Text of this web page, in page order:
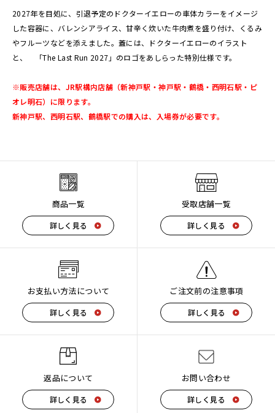
2027年を目処に、引退予定のドクターイエローの車体カラーをイメージ
した容器に、バレンシアライス、甘辛く炊いた牛肉煮を盛り付け、くるみ
やフルーツなどを添えました。蓋には、ドクターイエローのイラスト
と、 「The Last Run 2027」のロゴをあしらった特別仕様です。
※販売店舗は、JR駅構内店舗（新神戸駅・神戸駅・鶴橋・西明石駅・ピ
オレ明石）に限ります。
新神戸駅、西明石駅、鶴橋駅での購入は、入場券が必要です。
商品一覧
詳しく見る
受取店舗一覧
詳しく見る
お支払い方法について
詳しく見る
ご注文前の注意事項
詳しく見る
返品について
詳しく見る
お問い合わせ
詳しく見る